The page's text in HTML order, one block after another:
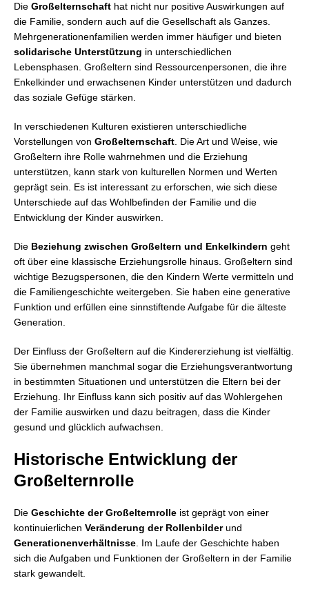
Die Großelternschaft hat nicht nur positive Auswirkungen auf
die Familie, sondern auch auf die Gesellschaft als Ganzes.
Mehrgenerationenfamilien werden immer häufiger und bieten
solidarische Unterstützung in unterschiedlichen
Lebensphasen. Großeltern sind Ressourcenpersonen, die ihre
Enkelkinder und erwachsenen Kinder unterstützen und dadurch
das soziale Gefüge stärken.
In verschiedenen Kulturen existieren unterschiedliche
Vorstellungen von Großelternschaft . Die Art und Weise, wie
Großeltern ihre Rolle wahrnehmen und die Erziehung
unterstützen, kann stark von kulturellen Normen und Werten
geprägt sein. Es ist interessant zu erforschen, wie sich diese
Unterschiede auf das Wohlbefinden der Familie und die
Entwicklung der Kinder auswirken.
Die Beziehung zwischen Großeltern und Enkelkindern geht
oft über eine klassische Erziehungsrolle hinaus. Großeltern sind
wichtige Bezugspersonen, die den Kindern Werte vermitteln und
die Familiengeschichte weitergeben. Sie haben eine generative
Funktion und erfüllen eine sinnstiftende Aufgabe für die älteste
Generation.
Der Einfluss der Großeltern auf die Kindererziehung ist vielfältig.
Sie übernehmen manchmal sogar die Erziehungsverantwortung
in bestimmten Situationen und unterstützen die Eltern bei der
Erziehung. Ihr Einfluss kann sich positiv auf das Wohlergehen
der Familie auswirken und dazu beitragen, dass die Kinder
gesund und glücklich aufwachsen.
Historische Entwicklung der
Großelternrolle
Die Geschichte der Großelternrolle ist geprägt von einer
kontinuierlichen Veränderung der Rollenbilderund
Generationenverhältnisse . Im Laufe der Geschichte haben
sich die Aufgaben und Funktionen der Großeltern in der Familie
stark gewandelt.